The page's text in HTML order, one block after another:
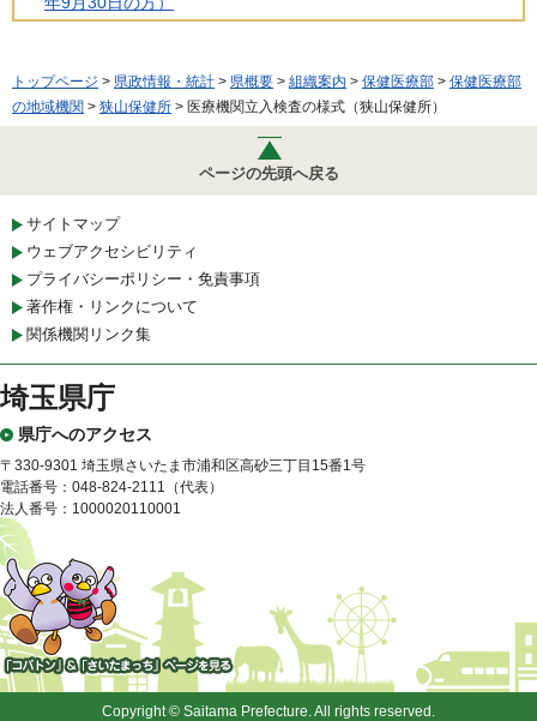
トップページ > 県政情報・統計 > 県概要 > 組織案内 > 保健医療部 > 保健医療部
の地域機関 > 狭山保健所 > 医療機関立入検査の様式（狭山保健所）
ページの先頭へ戻る
サイトマップ
ウェブアクセシビリティ
プライバシーポリシー・免責事項
著作権・リンクについて
関係機関リンク集
埼玉県庁
県庁へのアクセス
〒330-9301 埼玉県さいたま市浦和区高砂三丁目15番1号
電話番号：048-824-2111（代表）
法人番号：1000020110001
「コバトン」&「さいたまっ
Copyright © Saitama Prefecture. All rights reserved.